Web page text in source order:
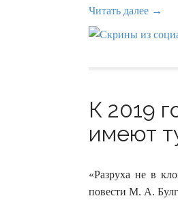
Читать далее →
К 2019
имеют
«Разруха не в
повести М. А.